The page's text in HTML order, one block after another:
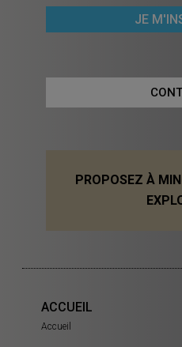
PROPOSEZ À
ACCUEIL
Accueil